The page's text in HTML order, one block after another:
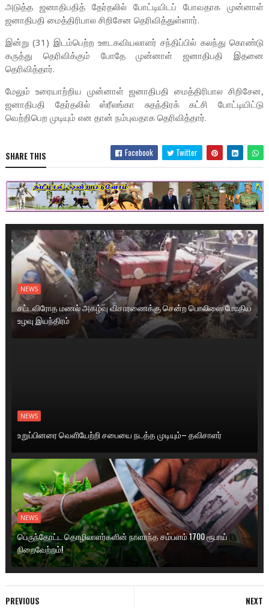
அடுத்த ஜனாதிபதித் தேர்தலில் போட்டியிடப் போவதாக முன்னாள்
ஜனாதிபதி மைத்திரிபால சிறிசேன தெரிவித்துள்ளார்.
இன்று (31) இடம்பெற்ற ஊடகவியலாளர் சந்திப்பில் கலந்து கொண்டு
கருத்து தெரிவிக்கும் போதே முன்னாள் ஜனாதிபதி இதனை
தெரிவித்தார்.
மேலும் உரையாற்றிய முன்னாள் ஜனாதிபதி மைத்திரிபால சிறிசேன,
ஜனாதிபதி தேர்தலில் ஸ்ரீலங்கா சுதந்திரக் கட்சி போட்டியிட்டு
வெற்றிபெற முடியும் என தான் நம்புவதாக தெரிவித்தார்.
SHARE THIS Facebook Twitter
NEWS
சட்டவிரோத மணல் அகழ்வு விசாரணைக்கு சென்ற பொலிஸை மோதிய
உழவு இயந்திரம்
NEWS
உறுப்பினரை வெளியேற்றி சபையை நடத்த முடியும்– தவிசாளர்
NEWS
பெருந்தோட்ட தொழிலாளர்களின் நாளாந்த சம்பளம் 1700 ரூபாய்
நிறைவேற்றம்!
NEXT
PREVIOUS